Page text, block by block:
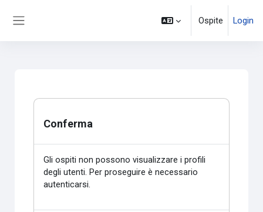
Ospite Login
Conferma
Gli ospiti non possono visualizzare i profili
degli utenti. Per proseguire è necessario
autenticarsi.